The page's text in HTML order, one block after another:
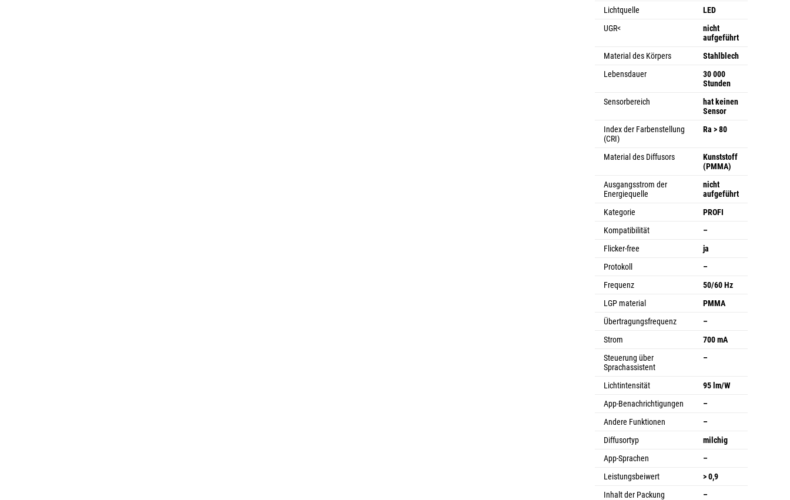
Lichtquelle
LED
UGR<
nicht
aufgeführt
Material des Körpers
Stahlblech
Lebensdauer
30 000
Stunden
Sensorbereich
hat keinen
Sensor
Index der Farbenstellung
(CRI)
Ra > 80
Material des Diffusors
Kunststoff
(PMMA)
Ausgangsstrom der
Energiequelle
nicht
aufgeführt
Kategorie
PROFI
Kompatibilität
–
Flicker-free
ja
Protokoll
–
Frequenz
50/60 Hz
LGP material
PMMA
Übertragungsfrequenz
–
Strom
700 mA
Steuerung über
Sprachassistent
–
Lichtintensität
95 lm/W
App-Benachrichtigungen
–
Andere Funktionen
–
Diffusortyp
milchig
App-Sprachen
–
Leistungsbeiwert
> 0,9
Inhalt der Packung
–